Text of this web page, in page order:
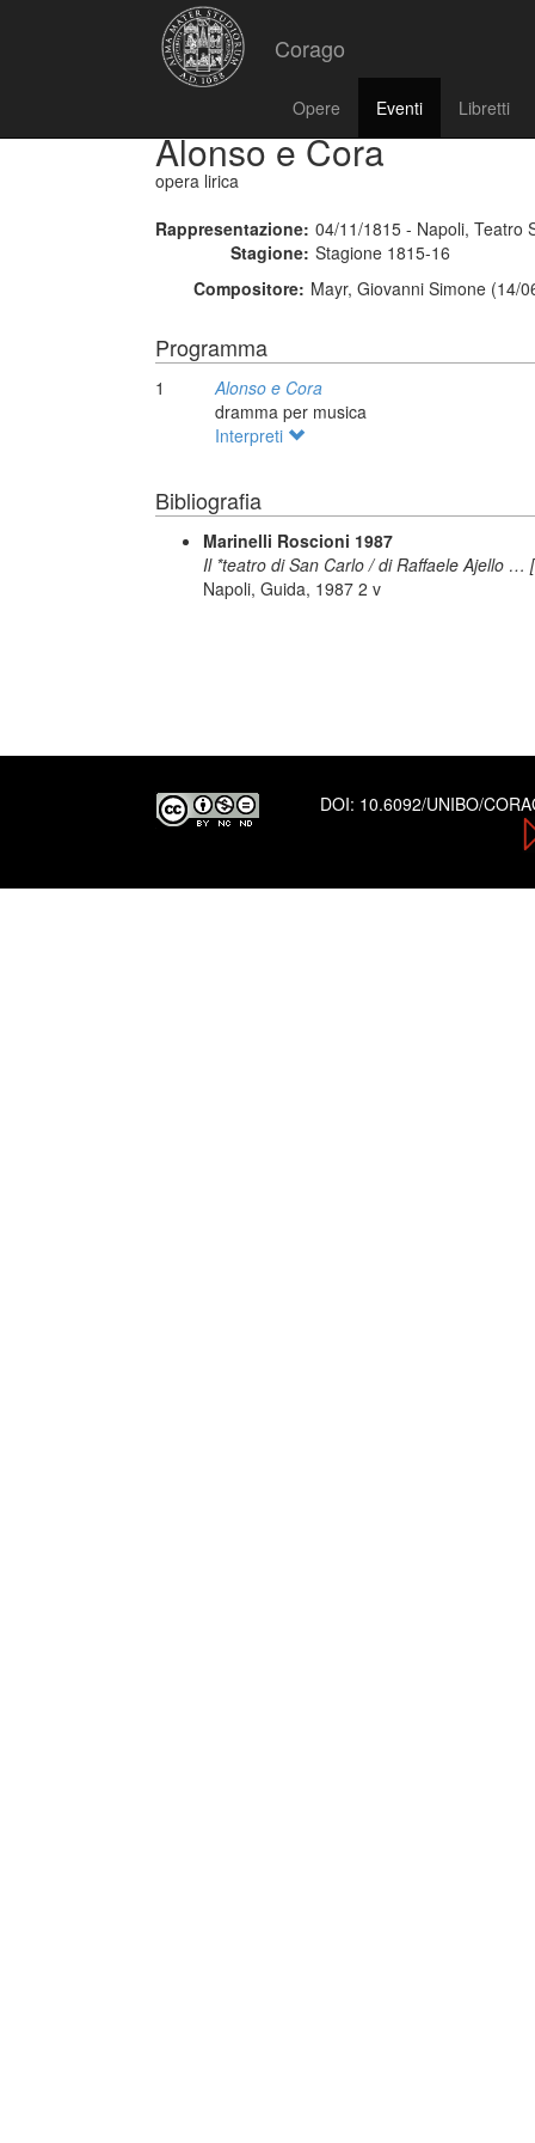
Corago
Opere Eventi Libretti
Alonso e Cora
opera lirica
Rappresentazione: 04/11/1815 - Napoli, Teatro
Stagione: Stagione 1815-16
Compositore: Mayr, Giovanni Simone (14/
Programma
1
Alonso e Cora
dramma per musica
Interpreti
Bibliografia
Marinelli Roscioni 1987
Il *teatro di San Carlo / di Raffaele Ajello …
Napoli, Guida, 1987 2 v
DOI: 10.6092/UNIBO/